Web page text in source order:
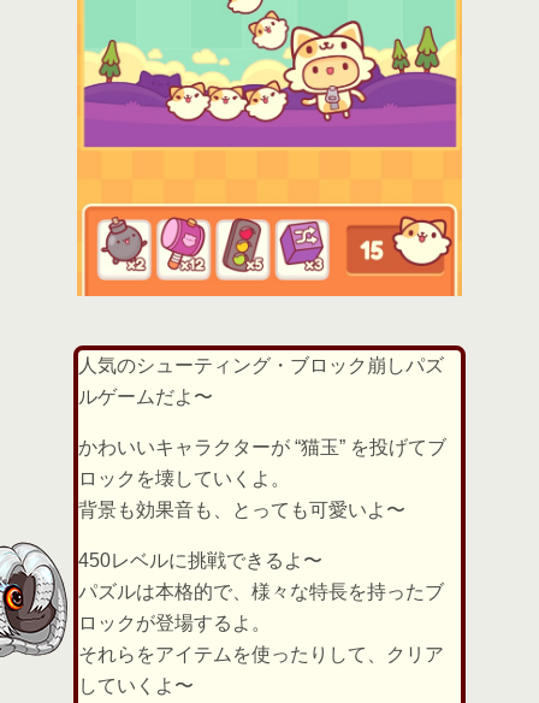
人気のシューティング・ブロック崩しパズ
ルゲームだよ〜
かわいいキャラクターが “猫玉” を投げてブ
ロックを壊していくよ。
背景も効果音も、とっても可愛いよ〜
450レベルに挑戦できるよ〜
パズルは本格的で、様々な特長を持ったブ
ロックが登場するよ。
それらをアイテムを使ったりして、クリア
していくよ〜